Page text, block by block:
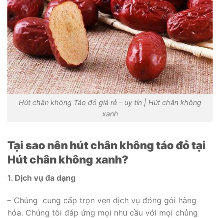
Hút chân không Táo đỏ giá rẻ – uy tín | Hút chân không
xanh
Tại sao nên hút chân không táo đỏ tại
Hút chân không xanh?
1. Dịch vụ đa dạng
– Chúng cung cấp trọn vẹn dịch vụ đóng gói hàng
hóa. Chúng tôi đáp ứng mọi nhu cầu với mọi chủng